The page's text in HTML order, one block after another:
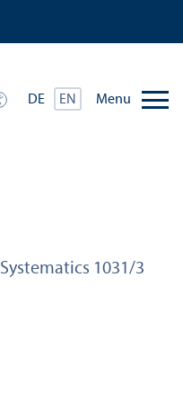
DE EN Menu
Systematics 1031/3